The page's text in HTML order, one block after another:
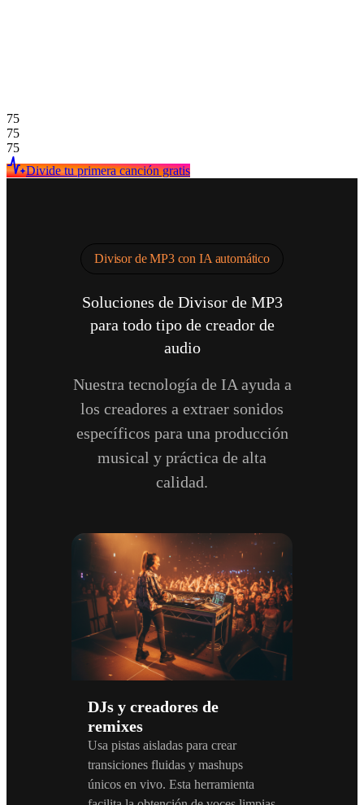
75
75
75
Divide tu primera canción gratis
Divisor de MP3 con IA automático
Soluciones de Divisor de MP3
para todo tipo de creador de
audio
Nuestra tecnología de IA ayuda a
los creadores a extraer sonidos
específicos para una producción
musical y práctica de alta
calidad.
DJs y creadores de
remixes
Usa pistas aisladas para crear
transiciones fluidas y mashups
únicos en vivo. Esta herramienta